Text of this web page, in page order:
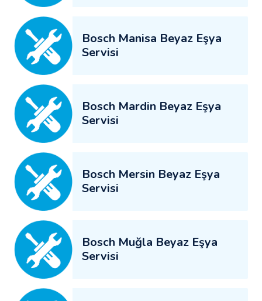
Bosch Manisa Beyaz Eşya
Servisi
Bosch Mardin Beyaz Eşya
Servisi
Bosch Mersin Beyaz Eşya
Servisi
Bosch Muğla Beyaz Eşya
Servisi